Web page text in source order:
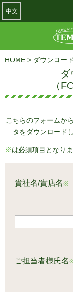
中文
HOME > ダウンロー
ダ
（
こちらのフォームか
タをダウンロード
※は必須項目となり
貴社名/貴店名※
ご担当者様氏名